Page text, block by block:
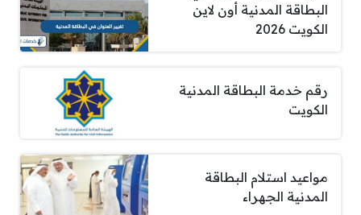
البطاقة المدنية أون لاين
الكويت 2026
رقم خدمة البطاقة المدنية
الكويت
مواعيد استلام البطاقة
المدنية الجهراء